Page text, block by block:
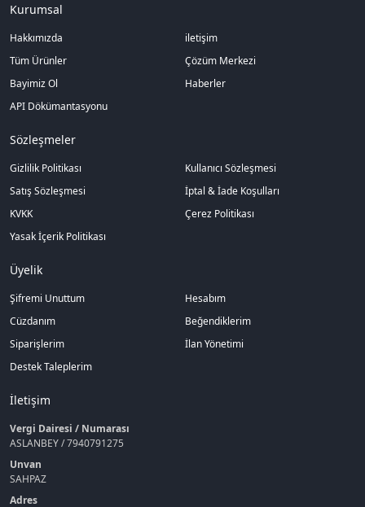
Kurumsal
Hakkımızda
iletişim
Tüm Ürünler
Çözüm Merkezi
Bayimiz Ol
Haberler
API Dökümantasyonu
Sözleşmeler
Gizlilik Politikası
Kullanıcı Sözleşmesi
Satış Sözleşmesi
İptal & İade Koşulları
KVKK
Çerez Politikası
Yasak İçerik Politikası
Üyelik
Şifremi Unuttum
Hesabım
Cüzdanım
Beğendiklerim
Siparişlerim
İlan Yönetimi
Destek Taleplerim
İletişim
Vergi Dairesi / Numarası
ASLANBEY / 7940791275
Unvan
SAHPAZ
Adres